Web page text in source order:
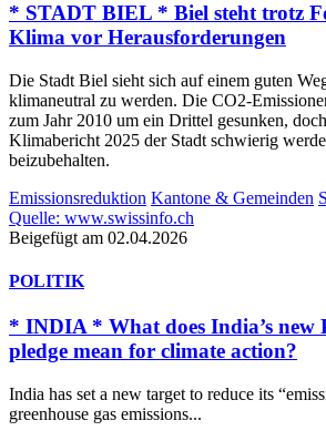
* STADT BIEL * Biel steht trotz
Klima vor Herausforderungen
Die Stadt Biel sieht sich auf einem guten
klimaneutral zu werden. Die CO2-
zum Jahr 2010 um ein Drittel gesunken,
Klimabericht 2025 der Stadt schwierig
beizubehalten.
Emissionsreduktion Kantone & Gemeinden
Quelle: www.swissinfo.ch
Beigefügt am 02.04.2026
POLITIK
* INDIA * What does India’s new
pledge mean for climate action?
India has set a new target to reduce its
greenhouse gas emissions...